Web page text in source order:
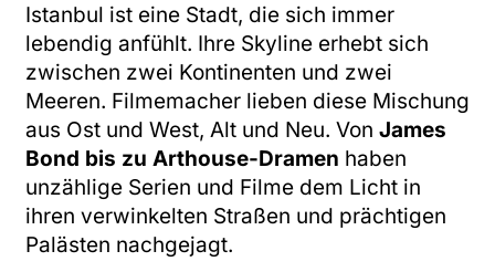
Istanbul ist eine Stadt, die sich immer
lebendig anfühlt. Ihre Skyline erhebt sich
zwischen zwei Kontinenten und zwei
Meeren. Filmemacher lieben diese Mischung
aus Ost und West, Alt und Neu. Von James
Bond bis zu Arthouse-Dramen haben
unzählige Serien und Filme dem Licht in
ihren verwinkelten Straßen und prächtigen
Palästen nachgejagt.